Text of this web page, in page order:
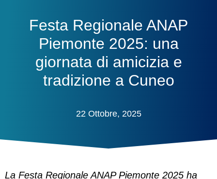
Festa Regionale ANAP
Piemonte 2025: una
giornata di amicizia e
tradizione a Cuneo
22 Ottobre, 2025
La Festa Regionale ANAP Piemonte 2025 ha